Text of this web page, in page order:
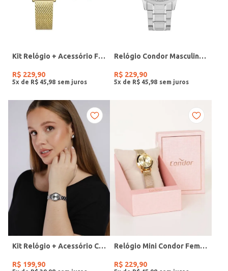
Kit Relógio + Acessório Feminino DOURADO
R$ 229,90
5x de R$ 45 98
Relógio Condor Masculino PRATA
R$ 229,90
5x de R$ 45 98
Kit Relógio + Acessório Condor Feminino PRATA
R$ 199,90
Relógio Mini Condor Feminino DOURADO
R$ 229,90